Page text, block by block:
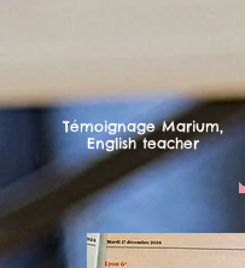
Témoignage Marium,
English teacher